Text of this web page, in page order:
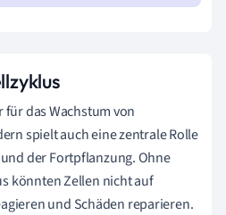
das Wachstum von
spielt auch eine zentrale Rolle
der Fortpflanzung. Ohne
könnten Zellen nicht auf
und Schäden reparieren.